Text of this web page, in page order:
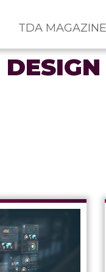
TDA MAGAZINE
DESIGN